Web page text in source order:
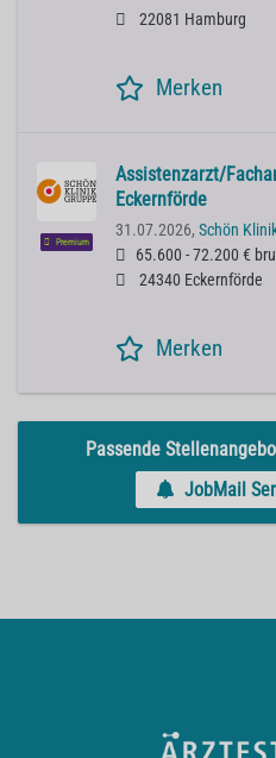
22081 Hamburg
Merken
Premium
Assistenzarzt/
Eckernförde
31.07.2026, Schön
65.600 - 72.200 €
24340 Eckernförde
Merken
Passende
JobMail